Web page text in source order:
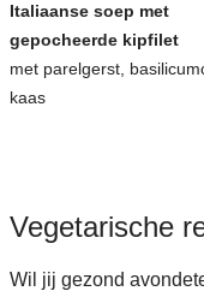
Italiaanse soep met
gepocheerde kipfilet
met parelgerst,
kaas
Vegetarische
Wil jij gezond